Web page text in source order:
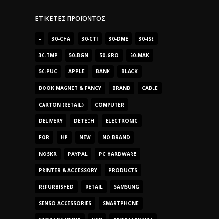
ΕΤΙΚΈΤΕΣ ΠΡΟΪΌΝΤΟΣ
- 30-CHA 30-CTI 30-DME 30-ISE
30-TMP 50-BGN 50-GRO 50-MAK
50-PUC APPLE BANK BLACK
BOOK MAGNET & FANCY BRAND CABLE
CARTON (RETAIL) COMPUTER
DELIVERY DETECH ELECTRONIC
FOR HP NEW NO BRAND
NOSKR PAYPAL PC HARDWARE
PRINTER & ACCESSORY PRODUCTS
REFURBISHED RETAIL SAMSUNG
SENSO ACCESSORIES SMARTPHONE